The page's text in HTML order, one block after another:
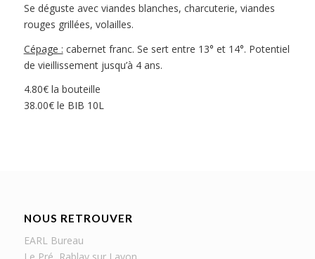
Se déguste avec viandes blanches, charcuterie, viandes
rouges grillées, volailles.
Cépage : cabernet franc. Se sert entre 13° et 14°. Potentiel
de vieillissement jusqu’à 4 ans.
4.80€ la bouteille
38.00€ le BIB 10L
NOUS RETROUVER
EARL Bureau